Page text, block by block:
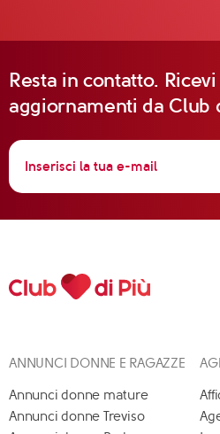
Resta in contatto.
aggiornamenti da Club
ANNUNCI DONNE E RAGAZZE
Annunci donne mature
Annunci donne Treviso